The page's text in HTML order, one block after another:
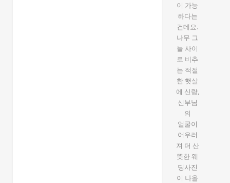
이 가능
하다는
건데요.
나무 그
늘 사이
로 비추
는 적절
한 햇살
에 신랑,
신부님
의
얼굴이
어우러
져 더 산
뜻한 웨
딩사진
이 나올